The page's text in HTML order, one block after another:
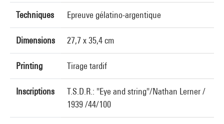
Techniques Epreuve gélatino-argentique
Dimensions 27,7 x 35,4 cm
Printing Tirage tardif
Inscriptions
T.S.D.R.: "Eye and string"/Nathan Lerner /
1939 /44/100